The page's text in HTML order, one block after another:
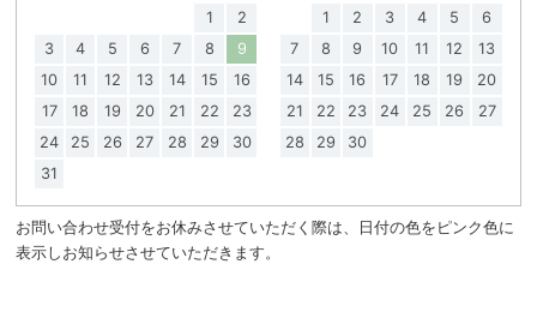
1
2
3
4 5 6 7 8
9
10
11 12 13 14 15
16
17
18 19 20 21 22
23
24
25 26 27 28 29
30
31
1
2 3 4 5
6
7
8 9 10 11 12
13
14
15 16 17 18 19
20
21
22 23 24 25 26
27
28
29 30
お問い合わせ受付をお休みさせていただく際は、日付の色をピンク色に
表示しお知らせさせていただきます。